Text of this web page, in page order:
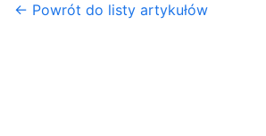
← Powrót do listy artykułów